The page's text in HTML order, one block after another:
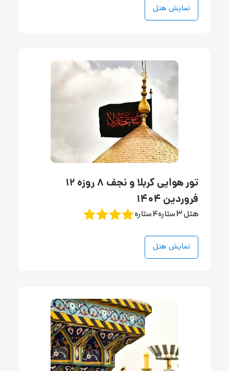
نمایش هتل
تور هوایی کربلا و نجف 8 روزه 12
فروردین 1404
هتل 3 ستاره4 ستاره
نمایش هتل